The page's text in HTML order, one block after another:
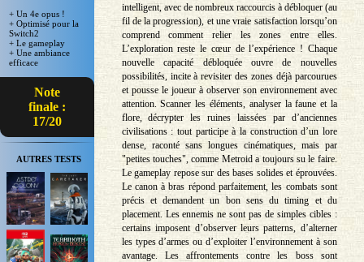
+ Un 4e opus !
+ Optimisé pour la
Switch2
+ Le gameplay
+ Une ambiance
efficace
Note
finale :
17/20
AUTRES TESTS
intelligent, avec de nombreux raccourcis à débloquer (au
fil de la progression), et une vraie satisfaction lorsqu’on
comprend comment relier les zones entre elles.
L’exploration reste le cœur de l’expérience ! Chaque
nouvelle capacité débloquée ouvre de nouvelles
possibilités, incite à revisiter des zones déjà parcourues
et pousse le joueur à observer son environnement avec
attention. Scanner les éléments, analyser la faune et la
flore, décrypter les ruines laissées par d’anciennes
civilisations : tout participe à la construction d’un lore
dense, raconté sans longues cinématiques, mais par
"petites touches", comme Metroid a toujours su le faire.
Le gameplay repose sur des bases solides et éprouvées.
Le canon à bras répond parfaitement, les combats sont
précis et demandent un bon sens du timing et du
placement. Les ennemis ne sont pas de simples cibles :
certains imposent d’observer leurs patterns, d’alterner
les types d’armes ou d’exploiter l’environnement à son
avantage. Les affrontements contre les boss sont